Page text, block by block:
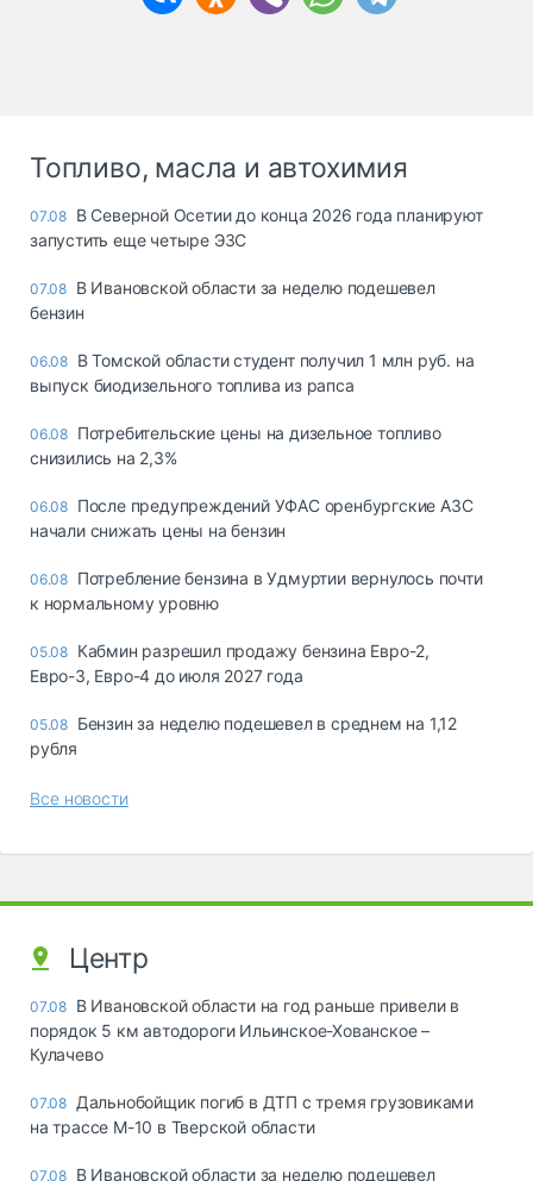
Топливо, масла и автохимия
07.08 В Северной Осетии до конца 2026 года планируют
запустить еще четыре ЭЗС
07.08 В Ивановской области за неделю подешевел
бензин
06.08 В Томской области студент получил 1 млн руб. на
выпуск биодизельного топлива из рапса
06.08 Потребительские цены на дизельное топливо
снизились на 2,3%
06.08 После предупреждений УФАС оренбургские АЗС
начали снижать цены на бензин
06.08 Потребление бензина в Удмуртии вернулось почти
к нормальному уровню
05.08 Кабмин разрешил продажу бензина Евро-2,
Евро-3, Евро-4 до июля 2027 года
05.08 Бензин за неделю подешевел в среднем на 1,12
рубля
Все новости
Центр
07.08 В Ивановской области на год раньше привели в
порядок 5 км автодороги Ильинское-Хованское –
Кулачево
07.08 Дальнобойщик погиб в ДТП с тремя грузовиками
на трассе М-10 в Тверской области
07.08 В Ивановской области за неделю подешевел